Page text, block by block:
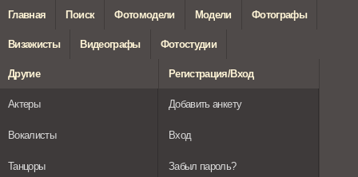
Главная Поиск Фотомодели Модели Фотографы
Визажисты Видеографы Фотостудии
Другие
Актеры
Вокалисты
Танцоры
Регистрация/Вход
Добавить анкету
Вход
Забыл пароль?